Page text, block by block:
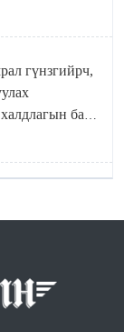
гүнзгийрч,
бай